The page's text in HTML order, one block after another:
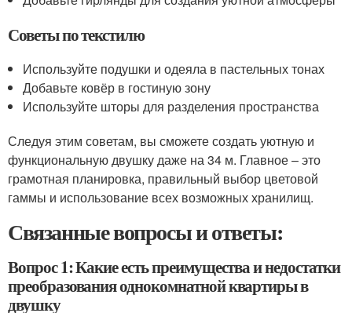
Советы по текстилю
Используйте подушки и одеяла в пастельных тонах
Добавьте ковёр в гостиную зону
Используйте шторы для разделения пространства
Следуя этим советам, вы сможете создать уютную и
функциональную двушку даже на 34 м. Главное – это
грамотная планировка, правильный выбор цветовой
гаммы и использование всех возможных хранилищ.
Связанные вопросы и ответы:
Вопрос 1: Какие есть преимущества и недостатки
преобразования однокомнатной квартиры в
двушку